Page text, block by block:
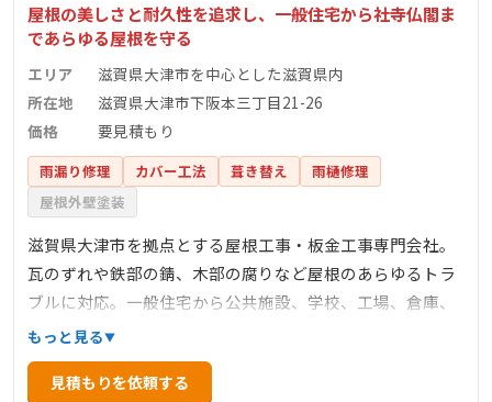
屋根の美しさと耐久性を追求し、一般住宅から社寺仏閣ま
であらゆる屋根を守る
エリア
滋賀県大津市を中心とした滋賀県内
所在地
滋賀県大津市下阪本三丁目21-26
価格
要見積もり
雨漏り修理 カバー工法 葺き替え
雨樋修理
屋根外壁塗装
滋賀県大津市を拠点とする屋根工事・板金工事専門会社。
瓦のずれや鉄部の錆、木部の腐りなど屋根のあらゆるトラ
ブルに対応。一般住宅から公共施設、学校、工場、倉庫、
そして社寺仏閣まで幅広い建物の屋根工事を手がけていま
す。軽量で耐久性の高い屋根材料や省エネ効果のある遮熱
塗装など、最新技術と伝統的な技術を融合させた確かな技
もっと見る
見積もりを依頼する